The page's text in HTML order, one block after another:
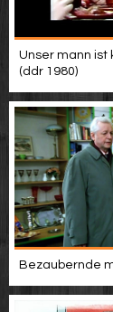
Unser mann ist
(ddr 1980)
Bezaubernde